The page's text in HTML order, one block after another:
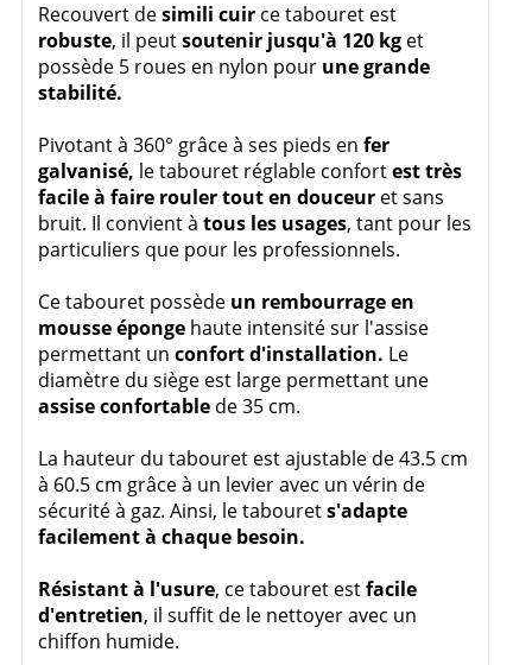
Recouvert desimili cuir ce tabouret est
robuste, il peutsoutenir jusqu'à 120 kg et
possède 5 roues en nylon pour une grande
stabilité.
Pivotant à 360° grâce à ses pieds enfer
galvanisé, le tabouret réglable confortest très
facile à faire rouler tout en douceur et sans
bruit. Il convient àtous les usages, tant pour les
particuliers que pour les professionnels.
Ce tabouret possède un rembourrage en
mousse éponge haute intensité sur l'assise
permettant unconfort d'installation. Le
diamètre du siège est large permettant une
assise confortable de 35 cm.
La hauteur du tabouret est ajustable de 43.5 cm
à 60.5 cm grâce à un levier avec un vérin de
sécurité à gaz. Ainsi, le tabourets'adapte
facilement à chaque besoin.
Résistant à l'usure, ce tabouret estfacile
d'entretien, il suffit de le nettoyer avec un
chiffon humide.